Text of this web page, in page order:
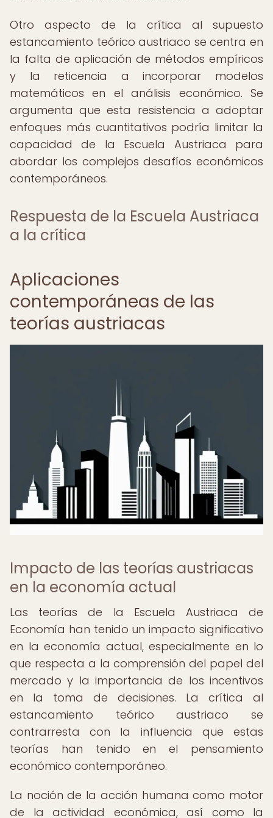
Otro aspecto de la crítica al supuesto
estancamiento teórico austriaco se centra en
la falta de aplicación de métodos empíricos
y la reticencia a incorporar modelos
matemáticos en el análisis económico. Se
argumenta que esta resistencia a adoptar
enfoques más cuantitativos podría limitar la
capacidad de la Escuela Austriaca para
abordar los complejos desafíos económicos
contemporáneos.
Respuesta de la Escuela Austriaca
a la crítica
Aplicaciones
contemporáneas de las
teorías austriacas
Impacto de las teorías austriacas
en la economía actual
Las teorías de la Escuela Austriaca de
Economía han tenido un impacto significativo
en la economía actual, especialmente en lo
que respecta a la comprensión del papel del
mercado y la importancia de los incentivos
en la toma de decisiones. La crítica al
estancamiento teórico austriaco se
contrarresta con la influencia que estas
teorías han tenido en el pensamiento
económico contemporáneo.
La noción de la acción humana como motor
de la actividad económica, así como la